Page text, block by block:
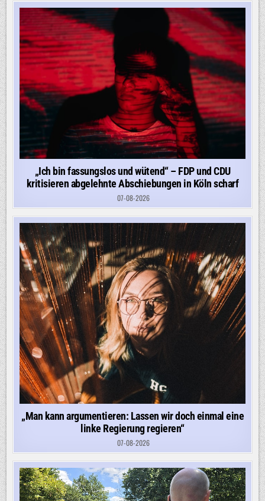
„Ich bin fassungslos und wütend“ – FDP und CDU
kritisieren abgelehnte Abschiebungen in Köln scharf
07-08-2026
„Man kann argumentieren: Lassen wir doch einmal eine
linke Regierung regieren“
07-08-2026